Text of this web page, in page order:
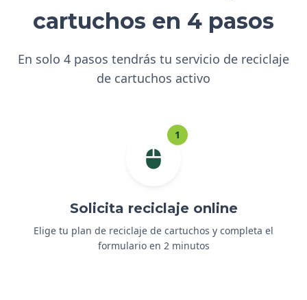
cartuchos en 4 pasos
En solo 4 pasos tendrás tu servicio de reciclaje
de cartuchos activo
1
Solicita reciclaje online
Elige tu plan de reciclaje de cartuchos y completa el
formulario en 2 minutos